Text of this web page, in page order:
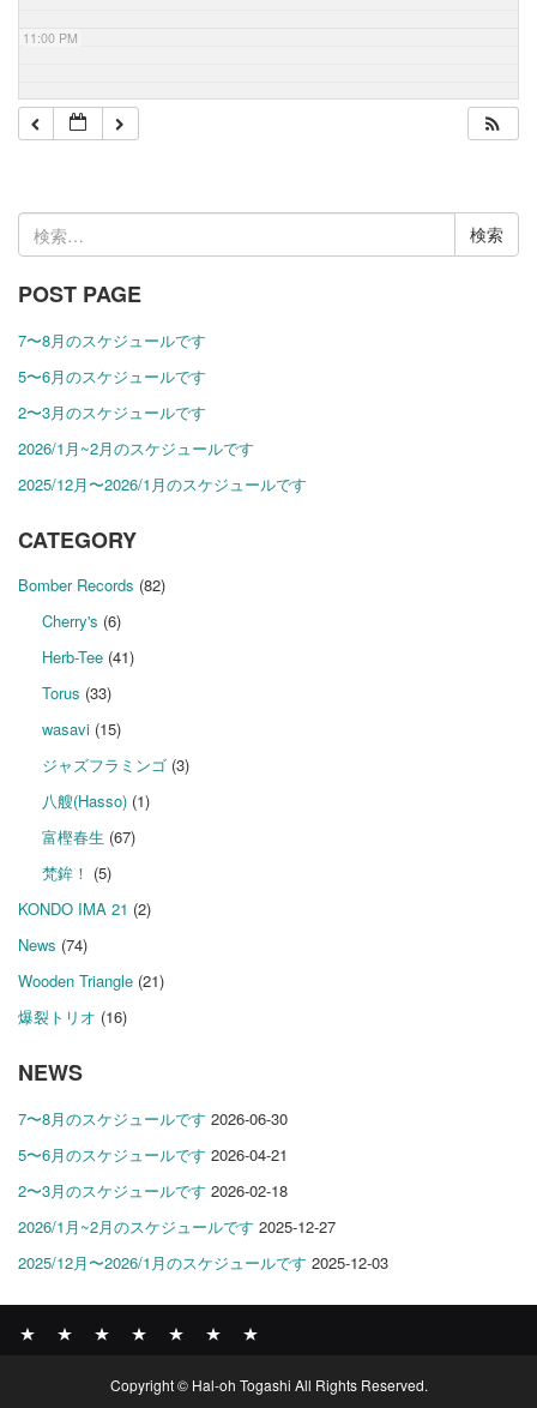
11:00 PM
検
索:
POST PAGE
7〜8月のスケジュールです
5〜6月のスケジュールです
2〜3月のスケジュールです
2026/1月~2月のスケジュールです
2025/12月〜2026/1月のスケジュールです
CATEGORY
Bomber Records (82)
Cherry's (6)
Herb-Tee(41)
Torus (33)
wasavi(15)
ジャズフラミンゴ(3)
八艘(Hasso)(1)
富樫春生 (67)
梵鉾！ (5)
KONDO IMA 21 (2)
News (74)
Wooden Triangle (21)
爆裂トリオ (16)
NEWS
7〜8月のスケジュールです 2026-06-30
5〜6月のスケジュールです 2026-04-21
2〜3月のスケジュールです 2026-02-18
2026/1月~2月のスケジュールです 2025-12-27
2025/12月〜2026/1月のスケジュールです 2025-12-03
RECORDS
PROFILE
Copyright © Hal-oh Togashi All Rights Reserved.